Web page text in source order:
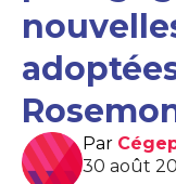
Par
30 août